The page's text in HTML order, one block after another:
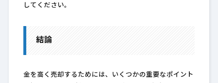
してください。
結論
金を高く売却するためには、いくつかの重要なポイント